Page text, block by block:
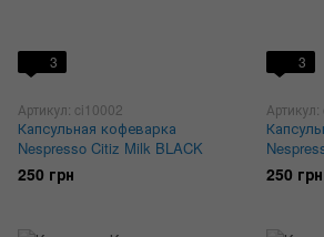
3
Артикул: ci10002
Капсульная кофеварка
Nespresso Citiz Milk BLACK
250 грн
3
250 грн